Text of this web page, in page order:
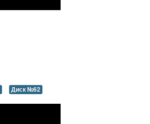
Диск №62